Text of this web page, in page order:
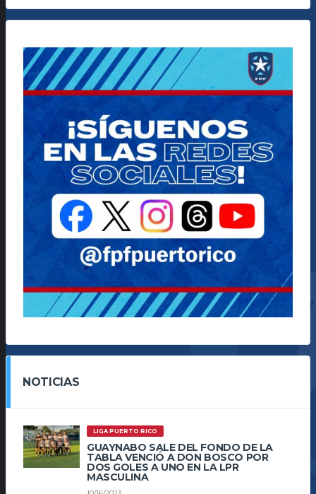
NOTICIAS
LIGA PUERTO RICO
GUAYNABO SALE DEL FONDO DE LA
TABLA VENCIÓ A DON BOSCO POR
DOS GOLES A UNO EN LA LPR
MASCULINA